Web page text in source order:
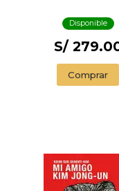
Disponible
S/
Comprar